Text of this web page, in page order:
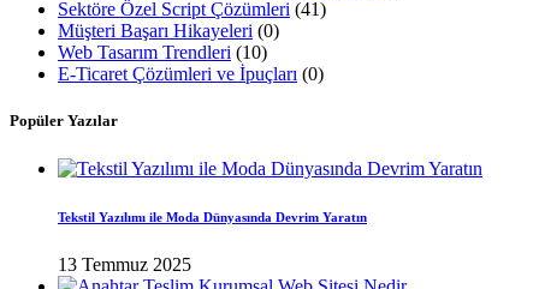
Sektöre Özel Script Çözümleri (41)
Müşteri Başarı Hikayeleri (0)
Web Tasarım Trendleri (10)
E-Ticaret Çözümleri ve İpuçları (0)
Popüler Yazılar
Tekstil Yazılımı ile Moda Dünyasında Devrim Yaratın
13 Temmuz 2025